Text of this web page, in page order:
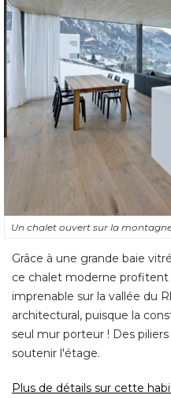
Un chalet ouvert sur la
Grâce à une grande baie
ce chalet moderne
imprenable sur la vallée du
architectural, puisque la
seul mur porteur ! Des
soutenir l'étage.
Plus de détails sur cette